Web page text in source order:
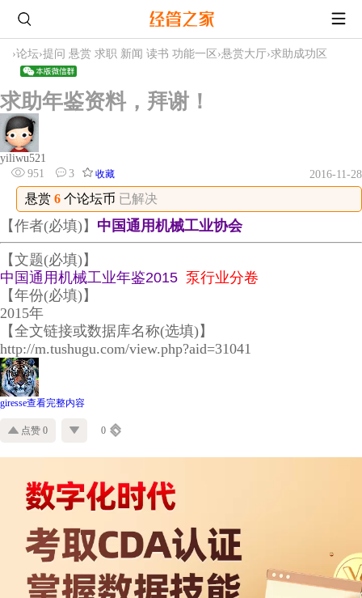
›论坛›提问 悬赏 求职 新闻 读书 功能一区 ›悬赏大厅›求助成功区
求助年鉴资料，拜谢！
yiliwu521
951
3 收藏 2016-11-28
悬赏 6 个论坛币 已解决
【作者(必填)】 中国通用机械工业协会
【文题(必填)】
中国通用机械工业年鉴2015 泵行业分卷
【年份(必填)】
2015年
【全文链接或数据库名称(选填)】
http://m.tushugu.com/view.php?aid=31041
giresse查看完整内容
点赞 0 0